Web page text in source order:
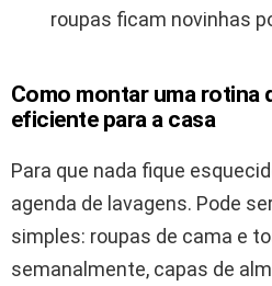
roupas ficam novinhas
Como montar uma rotina
eficiente para a casa
Para que nada fique
agenda de lavagens. Pode
simples: roupas de cama e
semanalmente, capas de